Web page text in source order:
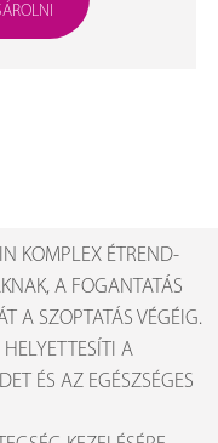
KOMPLEX ÉTREND-
A FOGANTATÁS
A SZOPTATÁS VÉGÉIG.
A
ÉS AZ EGÉSZSÉGES